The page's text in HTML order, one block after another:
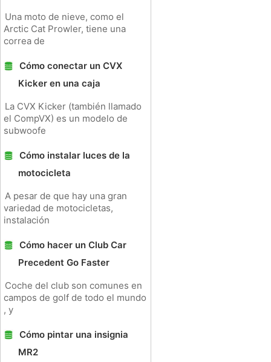
Una moto de nieve, como el
Arctic Cat Prowler, tiene una
correa de
Cómo conectar un CVX
Kicker en una caja
La CVX Kicker (también llamado
el CompVX) es un modelo de
subwoofe
Cómo instalar luces de la
motocicleta
A pesar de que hay una gran
variedad de motocicletas,
instalación
Cómo hacer un Club Car
Precedent Go Faster
Coche del club son comunes en
campos de golf de todo el mundo
, y
Cómo pintar una insignia
MR2